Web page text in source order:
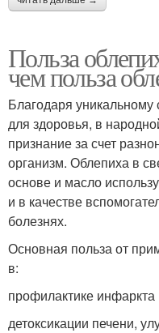
Польза
чем польза
Благодаря
для здоровья, в
признание за счет
организм. Облепиха в
основе и масло
и в качестве
болезнях.
Основная польза от
в:
профилактике инфаркта
детоксикации печени,